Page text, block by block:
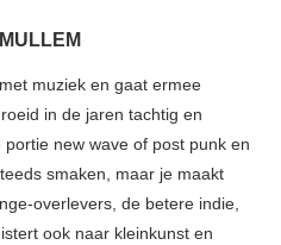
muziek en gaat ermee
in de jaren tachtig en
new wave of post punk en
smaken, maar je maakt
overlevers, de betere indie,
ook naar kleinkunst en